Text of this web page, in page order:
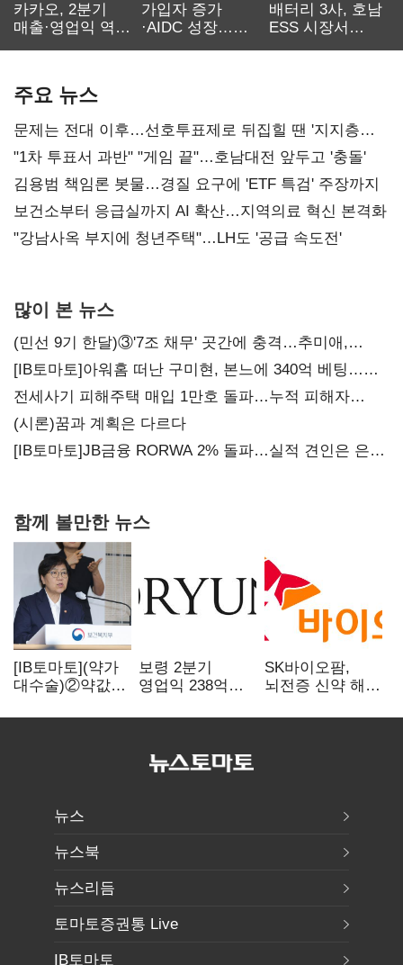
카카오, 2분기
매출·영업익 역대
가입자 증가
·AIDC 성장…
배터리 3사, 호남
ESS 시장서
주요 뉴스
문제는 전대 이후…선호투표제로 뒤집힐 땐 '지지층
불복'
"1차 투표서 과반" "게임 끝"…호남대전 앞두고 '충돌'
김용범 책임론 봇물…경질 요구에 'ETF 특검' 주장까지
보건소부터 응급실까지 AI 확산…지역의료 혁신 본격화
"강남사옥 부지에 청년주택"…LH도 '공급 속도전'
많이 본 뉴스
(민선 9기 한달)③'7조 채무' 곳간에 충격…추미애,
20년만에 '비상재정' 선언 승부수
[IB토마토]아워홈 떠난 구미현, 본느에 340억 베팅…
가족 지배체제 구축
전세사기 피해주택 매입 1만호 돌파…누적 피해자
4만278명
(시론)꿈과 계획은 다르다
[IB토마토]JB금융 RORWA 2% 돌파…실적 견인은 은행
함께 볼만한 뉴스
[IB토마토](약가
대수술)②약값
축소…제약업계
보령 2분기
영업익 238억…
SK바이오팜,
뇌전증 신약 해외
차세대 신약 개발
뉴스
뉴스북
뉴스리듬
토마토증권통 Live
IB토마토